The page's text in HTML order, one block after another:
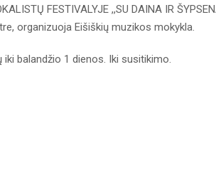
FESTIVALYJE ,,SU DAINA IR
organizuoja Eišiškių muzikos mokykla.
balandžio 1 dienos. Iki susitikimo.